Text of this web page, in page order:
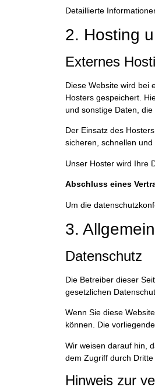
Detaillierte
2. Hosting
Externes
Diese Website wird bei
Hosters gespeichert.
und sonstige Daten,
Der Einsatz des
sicheren, schnellen
Unser Hoster wird Ihre
Abschluss eines
Um die
3.
Datenschutz
Die Betreiber dieser
gesetzlichen
Wenn Sie diese
können. Die
Wir weisen darauf hin,
dem Zugriff durch Dritte
Hinweis zur